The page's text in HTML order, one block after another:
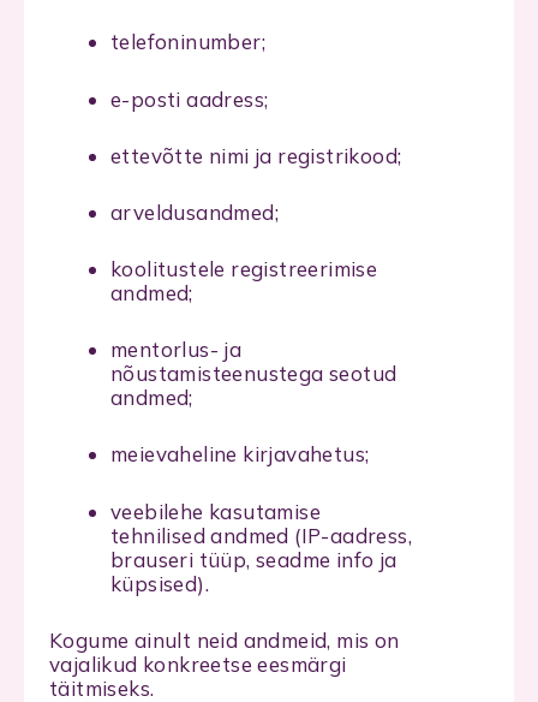
telefoninumber;
e-posti aadress;
ettevõtte nimi ja registrikood;
arveldusandmed;
koolitustele registreerimise
andmed;
mentorlus- ja
nõustamisteenustega seotud
andmed;
meievaheline kirjavahetus;
veebilehe kasutamise
tehnilised andmed (IP-aadress,
brauseri tüüp, seadme info ja
küpsised).
Kogume ainult neid andmeid, mis on
vajalikud konkreetse eesmärgi
täitmiseks.